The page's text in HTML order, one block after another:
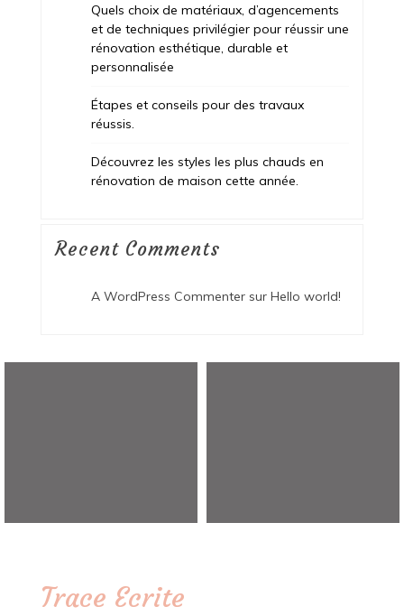
Quels choix de matériaux, d’agencements
et de techniques privilégier pour réussir une
rénovation esthétique, durable et
personnalisée
Étapes et conseils pour des travaux
réussis.
Découvrez les styles les plus chauds en
rénovation de maison cette année.
Recent Comments
A WordPress Commentersur Hello world!
Trace Ecrite